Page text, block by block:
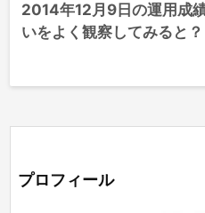
2014年12月9日の運用成
いをよく観察してみると？
プロフィール